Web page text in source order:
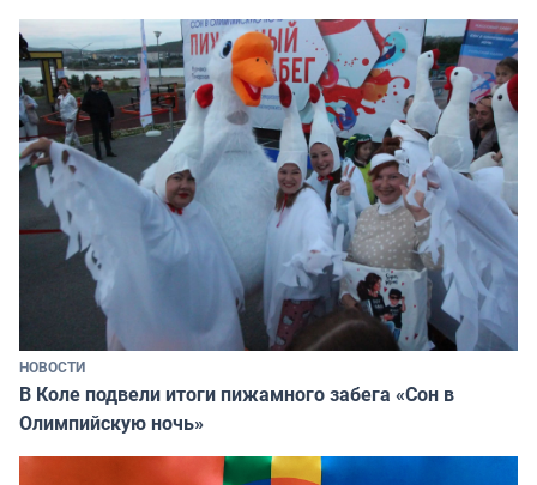
НОВОСТИ
В Коле подвели итоги пижамного забега «Сон в
Олимпийскую ночь»